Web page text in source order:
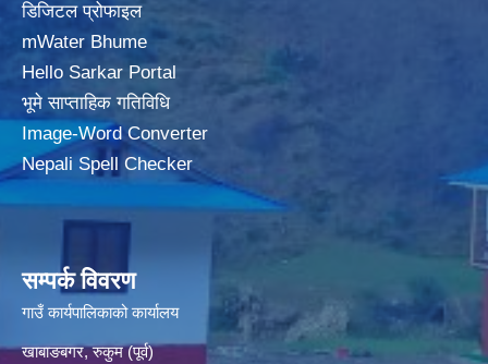
डिजिटल प्रोफाइल
mWater Bhume
Hello Sarkar Portal
भूमे साप्ताहिक गतिविधि
Image-Word Converter
Nepali Spell Checker
सम्पर्क विवरण
गाउँ कार्यपालिकाको कार्यालय
खाबाङबगर, रुकुम (पूर्व)